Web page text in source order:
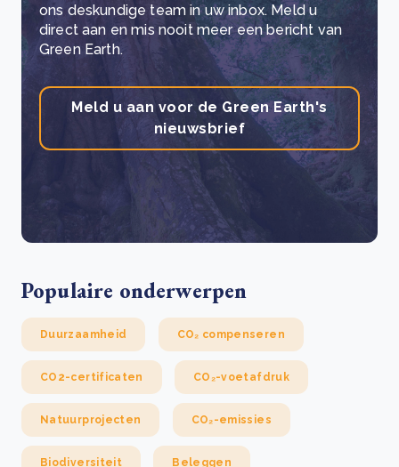
ons deskundige team in uw inbox. Meld u
direct aan en mis nooit meer een bericht van
Green Earth.
Meld u aan voor de Green Earth's
nieuwsbrief
Populaire onderwerpen
Duurzaamheid CO₂ compenseren
CO2-certificaten CO₂-voetafdruk
Natuurprojecten CO₂-emissies
Biodiversiteit Beleggen